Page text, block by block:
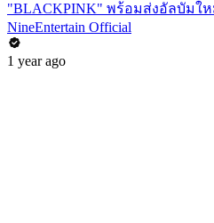
"BLACKPINK" พร้อมส่งอัลบัมให
NineEntertain Official
1 year ago